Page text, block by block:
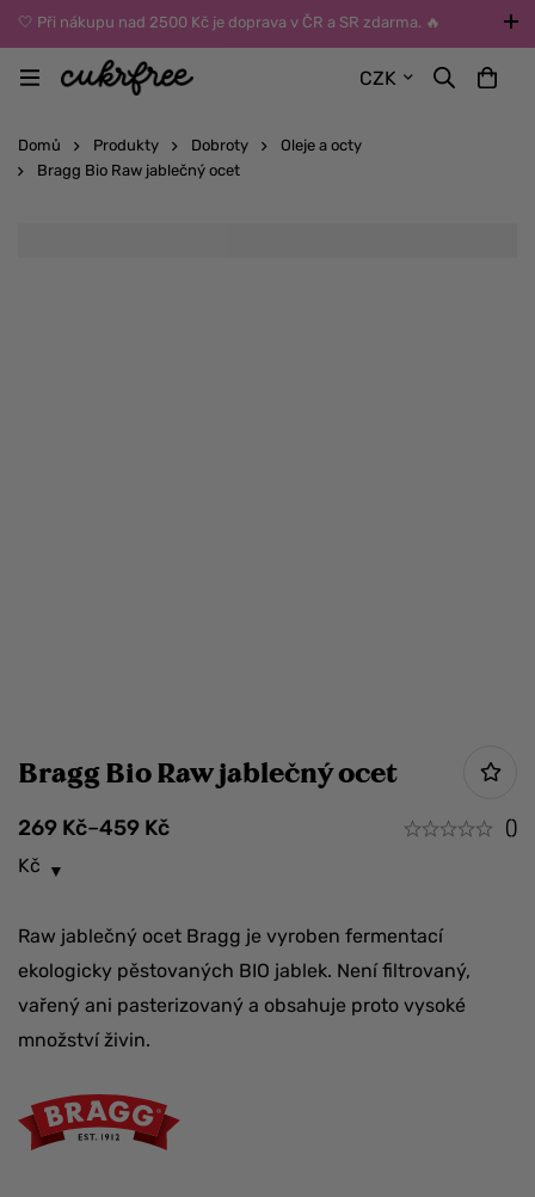
🤍 Při nákupu nad 2500 Kč je doprava v ČR a SR zdarma. 🔥
UPOZORNĚNÍ: Během léta vybírejte dopravu kurýrem nebo do Z-
BOXů umístěných uvnitř budov. Reklamace zboží způsobené
CZK
Domů Produkty Dobroty
Oleje a octy
Bragg Bio Raw jablečný ocet
Bragg Bio Raw jablečný ocet
269 Kč–459 Kč
()
Kč
Raw jablečný ocet Bragg je vyroben fermentací
ekologicky pěstovaných BIO jablek. Není filtrovaný,
vařený ani pasterizovaný a obsahuje proto vysoké
množství živin.